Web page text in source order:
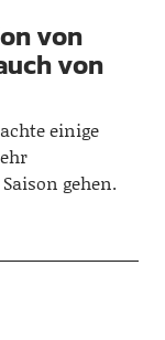
von
von
einige
gehen.